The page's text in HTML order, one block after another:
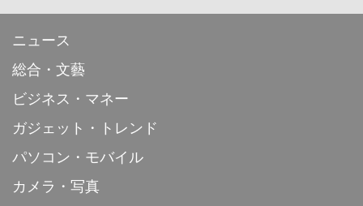
ニュース
総合・文藝
ビジネス・マネー
ガジェット・トレンド
パソコン・モバイル
カメラ・写真